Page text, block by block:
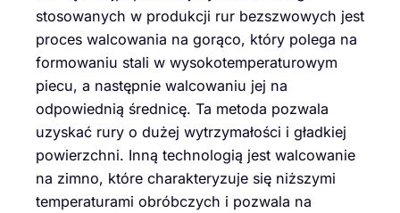
stosowanych w produkcji rur bezszwowych jest
proces walcowania na gorąco, który polega na
formowaniu stali w wysokotemperaturowym
piecu, a następnie walcowaniu jej na
odpowiednią średnicę. Ta metoda pozwala
uzyskać rury o dużej wytrzymałości i gładkiej
powierzchni. Inną technologią jest walcowanie
na zimno, które charakteryzuje się niższymi
temperaturami obróbczych i pozwala na